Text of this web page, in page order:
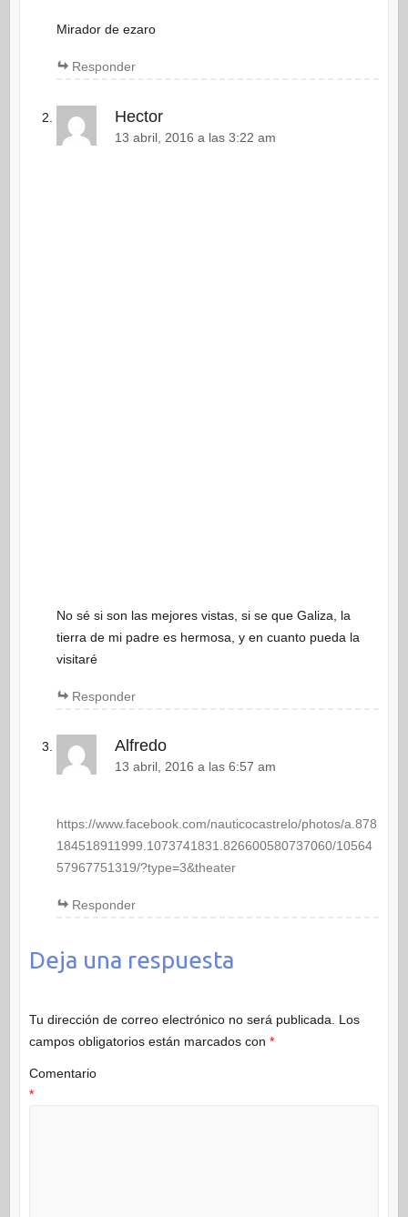
Mirador de ezaro
Responder
Hector
13 abril, 2016 a las 3:22 am
No sé si son las mejores vistas, si se que Galiza, la
tierra de mi padre es hermosa, y en cuanto pueda la
visitaré
Responder
Alfredo
13 abril, 2016 a las 6:57 am
https://www.facebook.com/nauticocastrelo/photos/a.878
184518911999.1073741831.826600580737060/10564
57967751319/?type=3&theater
Responder
Deja una respuesta
Tu dirección de correo electrónico no será publicada.
Los
campos obligatorios están marcados con *
Comentario
*